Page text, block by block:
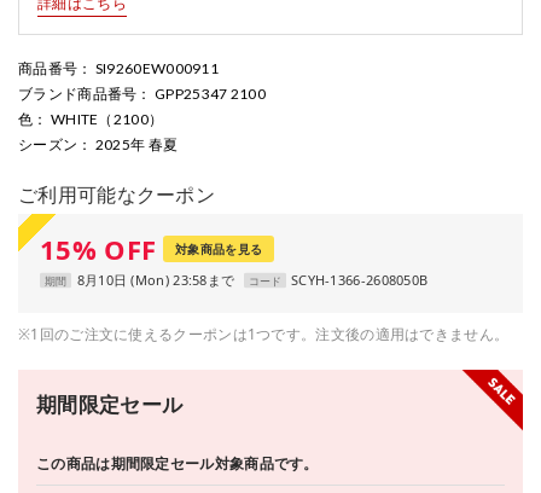
商品番号 ： SI9260EW000911
ブランド商品番号 ： GPP25347 2100
色 ： WHITE（2100）
シーズン ： 2025年 春夏
ご利用可能なクーポン
15% OFF 対象商品を見る
期間 8月10日 (Mon) 23:58まで コード SCYH-1366-2608050B
※1回のご注文に使えるクーポンは1つです。注文後の適用はできません。
期間限定セール
この商品は期間限定セール対象商品です。